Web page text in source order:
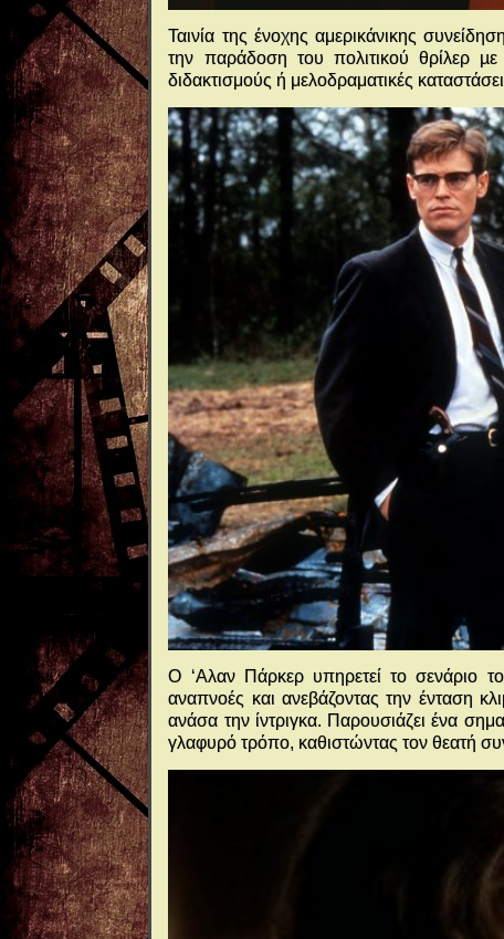
Ταινία της ένοχης αμερικάνικης
την παράδοση του πολιτικού θρίλερ
διδακτισμούς ή μελοδραματικές
Ο ‘Αλαν Πάρκερ υπηρετεί το σενάριο
αναπνοές και ανεβάζοντας την ένταση
ανάσα την ίντριγκα. Παρουσιάζει ένα
γλαφυρό τρόπο, καθιστώντας τον θεατή